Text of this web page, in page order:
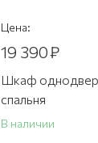
Цена:
19 390₽
Шкаф
спальня
В наличии